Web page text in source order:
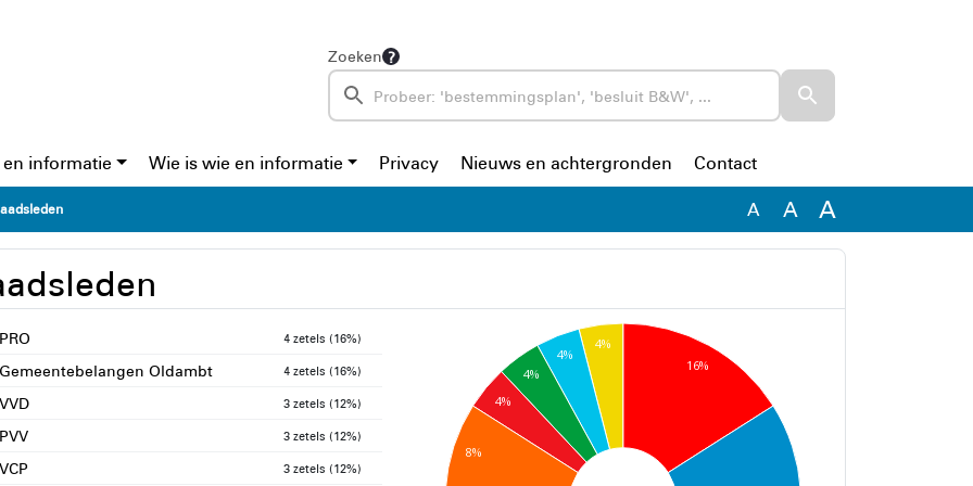
Zoeken
informatie Wie is wie en informatie Privacy Nieuws en achtergronden Contact
A A A
PRO 4 zetels (16%)
Gemeentebelangen Oldambt 4 zetels (16%)
VVD 3 zetels (12%)
PVV 3 zetels (12%)
VCP 3 zetels (12%)
16%
4%
4%
4%
4%
8%